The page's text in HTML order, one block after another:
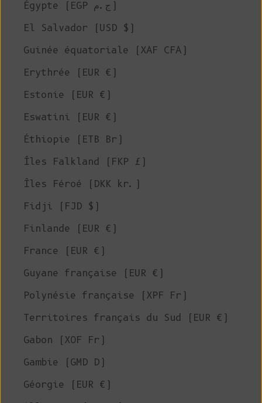
Égypte (EGP ج.م)
El Salvador (USD $)
Guinée équatoriale (XAF CFA)
Erythrée (EUR €)
Estonie (EUR €)
Eswatini (EUR €)
Éthiopie (ETB Br)
Îles Falkland (FKP £)
Îles Féroé (DKK kr.)
Fidji (FJD $)
Finlande (EUR €)
France (EUR €)
Guyane française (EUR €)
Polynésie française (XPF Fr)
Territoires français du Sud (EUR €)
Gabon (XOF Fr)
Gambie (GMD D)
Géorgie (EUR €)